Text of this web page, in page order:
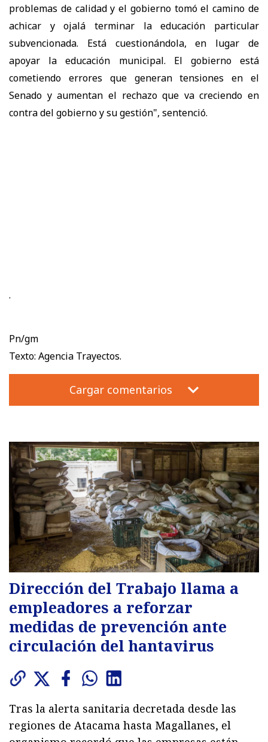
problemas de calidad y el gobierno tomó el camino de
achicar y ojalá terminar la educación particular
subvencionada. Está cuestionándola, en lugar de
apoyar la educación municipal. El gobierno está
cometiendo errores que generan tensiones en el
Senado y aumentan el rechazo que va creciendo en
contra del gobierno y su gestión", sentenció.
.
Pn/gm
Texto: Agencia Trayectos.
Cargar comentarios
Dirección del Trabajo llama a
empleadores a reforzar
medidas de prevención ante
circulación del hantavirus
Tras la alerta sanitaria decretada desde las
regiones de Atacama hasta Magallanes, el